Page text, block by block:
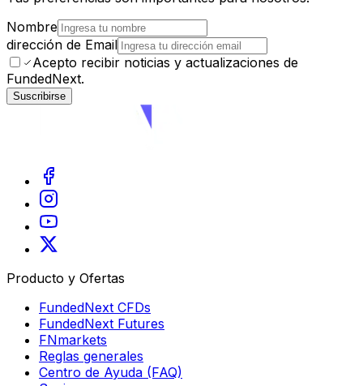
Nombre
dirección de Email
Acepto recibir noticias y actualizaciones de
FundedNext.
Suscribirse
Producto y Ofertas
FundedNext CFDs
FundedNext Futures
FNmarkets
Reglas generales
Centro de Ayuda (FAQ)